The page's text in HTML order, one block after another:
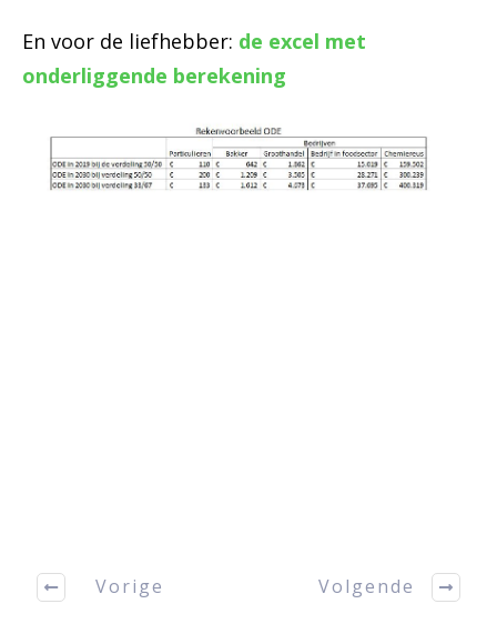
En voor de liefhebber: de excel met
onderliggende berekening
Vorige Volgende